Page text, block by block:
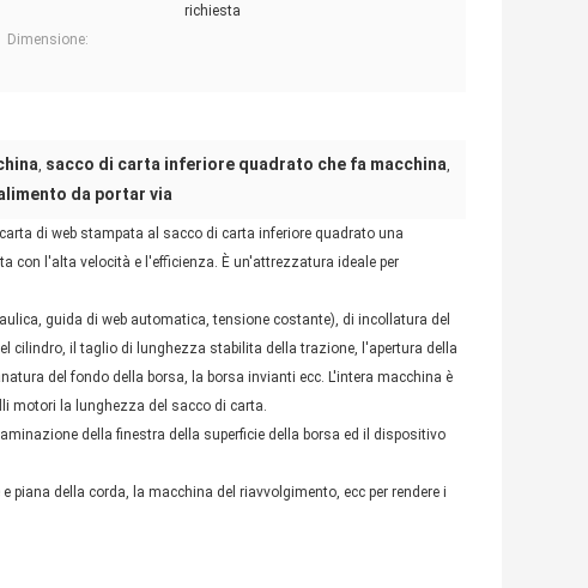
Dimensione:
richiesta
, sacco di carta inferiore quadrato che fa macchina,
da portar via
di web stampata al sacco di carta inferiore quadrato una
con l'alta velocità e l'efficienza. È un'attrezzatura ideale per
guida di web automatica, tensione costante), di incollatura del
cilindro, il taglio di lunghezza stabilita della trazione, l'apertura della
del fondo della borsa, la borsa invianti ecc. L'intera macchina è
motori la lunghezza del sacco di carta.
della finestra della superficie della borsa ed il dispositivo
piana della corda, la macchina del riavvolgimento, ecc per rendere i